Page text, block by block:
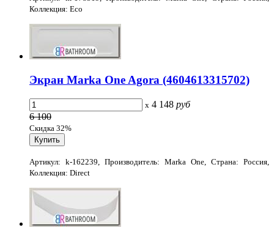
Коллекция: Eco
Экран Marka One Agora (4604613315702)
x 4 148 руб
6 100
Скидка 32%
Артикул: k-162239, Производитель: Marka One, Страна: Россия,
Коллекция: Direct